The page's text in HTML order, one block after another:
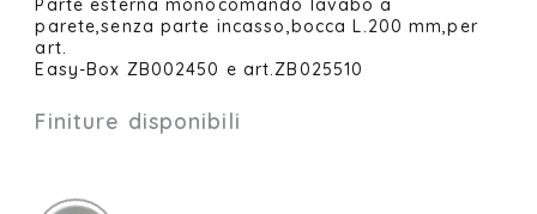
Parte esterna monocomando lavabo a
parete,senza parte incasso,bocca L.200 mm,per
art.
Easy-Box ZB002450 e art.ZB025510
Finiture disponibili